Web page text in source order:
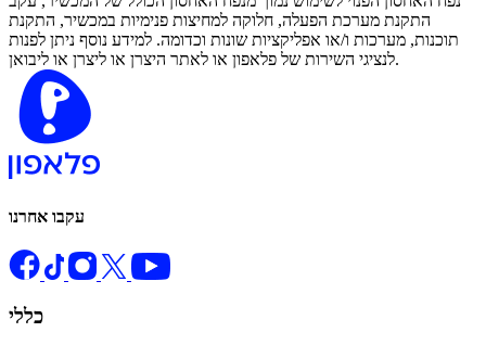
התקנת מערכת הפעלה, חלוקה למחיצות פנימיות במכשיר, התקנת
תוכנות, מערכות ו/או אפליקציות שונות וכדומה. למידע נוסף ניתן לפנות
לנציגי השירות של פלאפון או לאתר היצרן או ליצרן או ליבואן.
עקבו אחרנו
כללי